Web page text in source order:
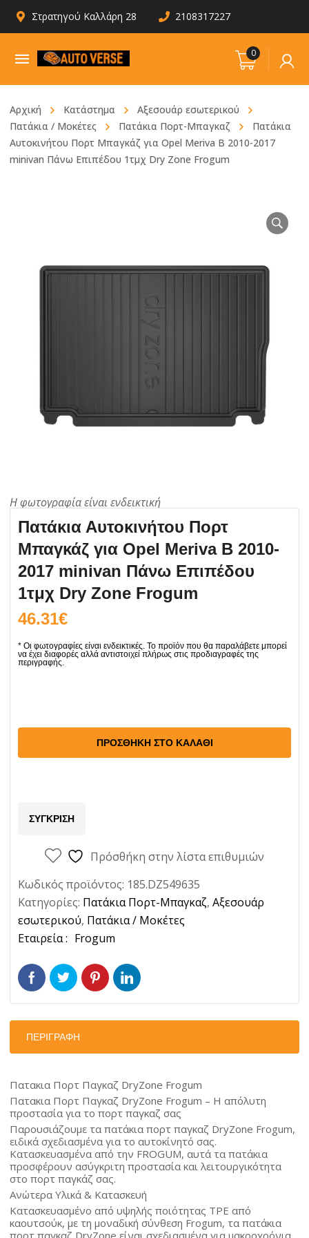
Στρατηγού Καλλάρη 28 2108317227
0
Αρχική Κατάστημα
Αξεσουάρ εσωτερικού
Πατάκια / Μοκέτες
Πατάκια Πορτ-Μπαγκαζ
Πατάκια
Αυτοκινήτου Πορτ Μπαγκάζ για Opel Meriva Β 2010-2017
minivan Πάνω Επιπέδου 1τμχ Dry Zone Frogum
Πατάκια Αυτοκινήτου Πορτ
Μπαγκάζ για Opel Meriva Β 2010-
2017 minivan Πάνω Επιπέδου
1τμχ Dry Zone Frogum
46.31€
Αυτοκινήτου
Meriva
2010-
2017
minivan
Πάνω
Επιπέδου
Dry
Zone
Ποσότητα
ΠΡΟΣΘΉΚΗ ΣΤΟ ΚΑΛΆΘΙ
ΣΎΓΚΡΙΣΗ
Πρόσθήκη στην λίστα επιθυμιών
Κωδικός προϊόντος: 185.DZ549635
Κατηγορίες: Πατάκια Πορτ-Μπαγκαζ, Αξεσουάρ
εσωτερικού, Πατάκια / Μοκέτες
Ετικέτα:
Frogum
ΠΕΡΙΓΡΑΦΉ
Πατακια Πορτ Παγκαζ DryZone Frogum
Πατακια Πορτ Παγκαζ DryZone Frogum – Η απόλυτη
προστασία για το πορτ παγκαζ σας
Παρουσιάζουμε τα πατάκια πορτ παγκαζ DryZone Frogum,
ειδικά σχεδιασμένα για το αυτοκίνητό σας.
Κατασκευασμένα από την FROGUM, αυτά τα πατάκια
προσφέρουν ασύγκριτη προστασία και λειτουργικότητα
στο πορτ παγκάζ σας.
Ανώτερα Υλικά & Κατασκευή
Κατασκευασμένο από υψηλής ποιότητας TPE από
καουτσούκ, με τη μοναδική σύνθεση Frogum, τα πατάκια
πορτ παγκαζ DryZone είναι σχεδιασμένα για μακροχρόνια